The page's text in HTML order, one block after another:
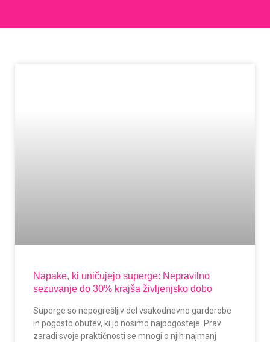
Napake, ki uničujejo superge: Nepravilno
sezuvanje do 30% krajša življenjsko dobo
Superge so nepogrešljiv del vsakodnevne garderobe
in pogosto obutev, ki jo nosimo najpogosteje. Prav
zaradi svoje praktičnosti se mnogi o njih najmanj